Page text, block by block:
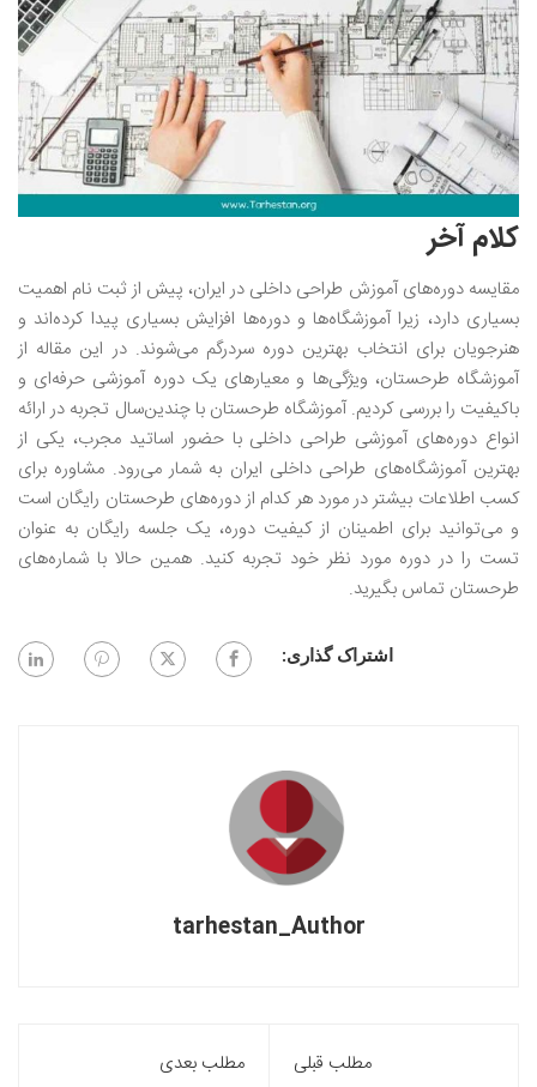
کلام آخر
مقایسه دوره‌های آموزش طراحی داخلی در ایران، پیش از ثبت نام اهمیت
بسیاری دارد، زیرا آموزشگاه‌ها و دوره‌ها افزایش بسیاری پیدا کرده‌اند و
هنرجویان برای انتخاب بهترین دوره سردرگم می‌شوند. در این مقاله از
آموزشگاه طرحستان، ویژگی‌ها و معیارهای یک دوره آموزشی حرفه‌ای و
باکیفیت را بررسی کردیم. آموزشگاه طرحستان با چندین‌سال تجربه در ارائه
انواع دوره‌های آموزشی طراحی داخلی با حضور اساتید مجرب، یکی از
بهترین آموزشگاه‌های طراحی داخلی ایران به شمار می‌رود. مشاوره برای
کسب اطلاعات بیشتر در مورد هر کدام از دوره‌های طرحستان رایگان است
و می‌توانید برای اطمینان از کیفیت دوره، یک جلسه رایگان به عنوان
تست را در دوره مورد نظر خود تجربه کنید. همین حالا با شماره‌های
طرحستان تماس بگیرید.
اشتراک گذاری:
tarhestan_Author
مطلب قبلی مطلب بعدی